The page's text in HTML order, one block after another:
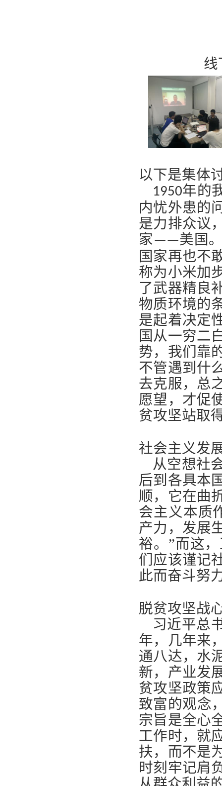
线
以下是集体
1950年的
内忧外患的
是力排众议
家——美国
国家再也不
称为小米加
了武器精良
物质环境的
是起着决定
国从一穷二
势，我们靠
不管遇到什
去克服，总
愿望，才促
贫攻坚站取
社会主义发
从空想社
后到各具本
顺，它在曲
会主义本质
产力，发展
裕。”而这
们应该谨记
此而奋斗努
脱贫攻坚战
习近平总
年，几年来
通八达，水
新，产业发
贫攻坚政策
致富的观念
宗旨是全心
工作时，就
扶，而不是
时刻牢记肩